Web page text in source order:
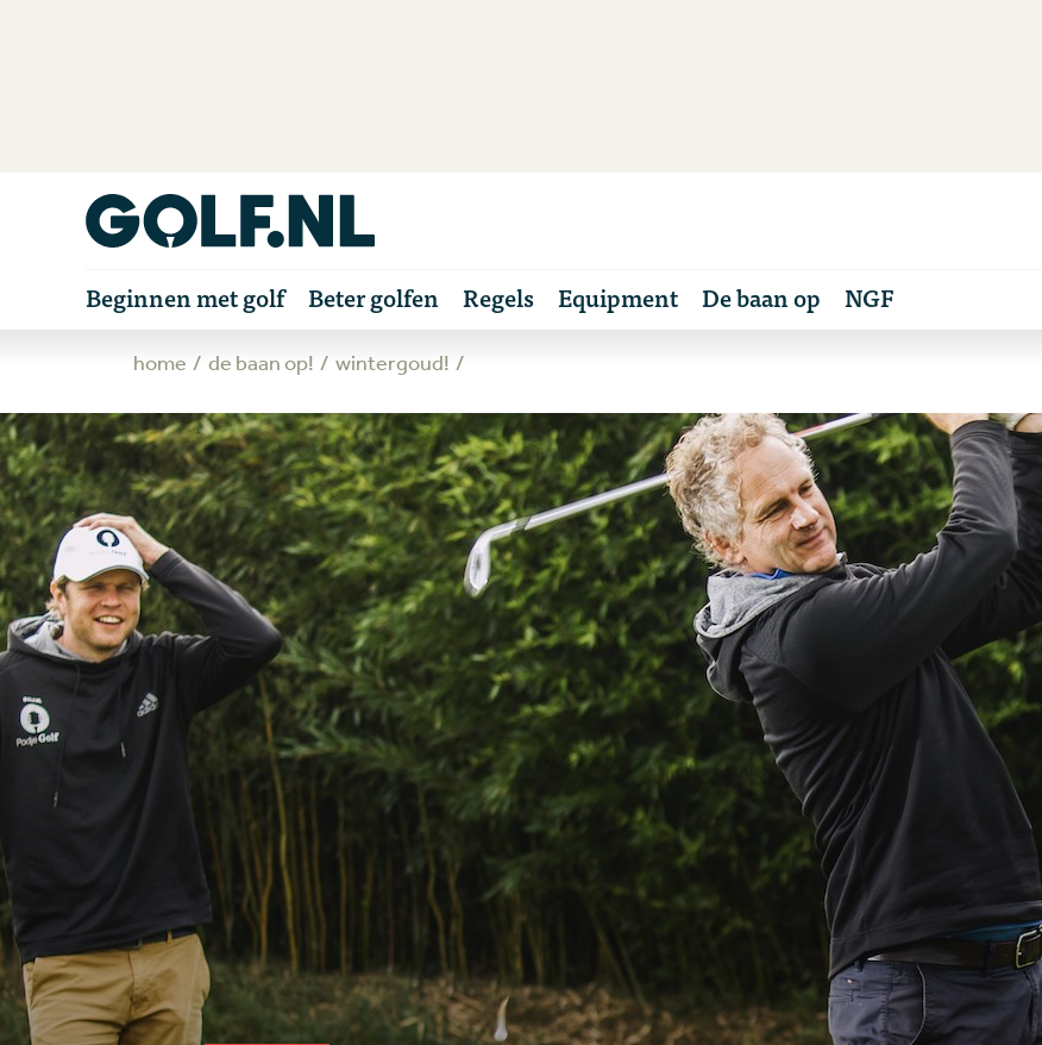
Beginnen met golf Beter golfen Regels Equipment De baan op NGF
home de baan op! wintergoud!